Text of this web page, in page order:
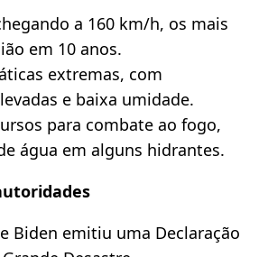
a 160 km/h, os mais
em 10 anos.
extremas, com
e baixa umidade.
para combate ao fogo,
água em alguns hidrantes.
Biden emitiu uma Declaração